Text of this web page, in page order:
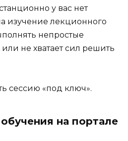
у вас нет
изучение лекционного
непростые
не хватает сил решить
сессию «под ключ».
на портале